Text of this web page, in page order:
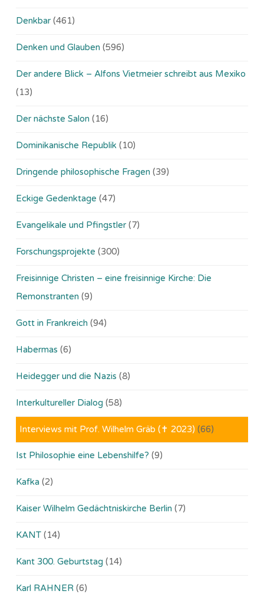
Denkbar (461)
Denken und Glauben (596)
Der andere Blick – Alfons Vietmeier schreibt aus Mexiko
(13)
Der nächste Salon (16)
Dominikanische Republik (10)
Dringende philosophische Fragen (39)
Eckige Gedenktage (47)
Evangelikale und Pfingstler (7)
Forschungsprojekte (300)
Freisinnige Christen – eine freisinnige Kirche: Die
Remonstranten (9)
Gott in Frankreich (94)
Habermas (6)
Heidegger und die Nazis (8)
Interkultureller Dialog (58)
Interviews mit Prof. Wilhelm Gräb (✝ 2023) (66)
Ist Philosophie eine Lebenshilfe? (9)
Kafka (2)
Kaiser Wilhelm Gedächtniskirche Berlin (7)
KANT (14)
Kant 300. Geburtstag (14)
Karl RAHNER (6)